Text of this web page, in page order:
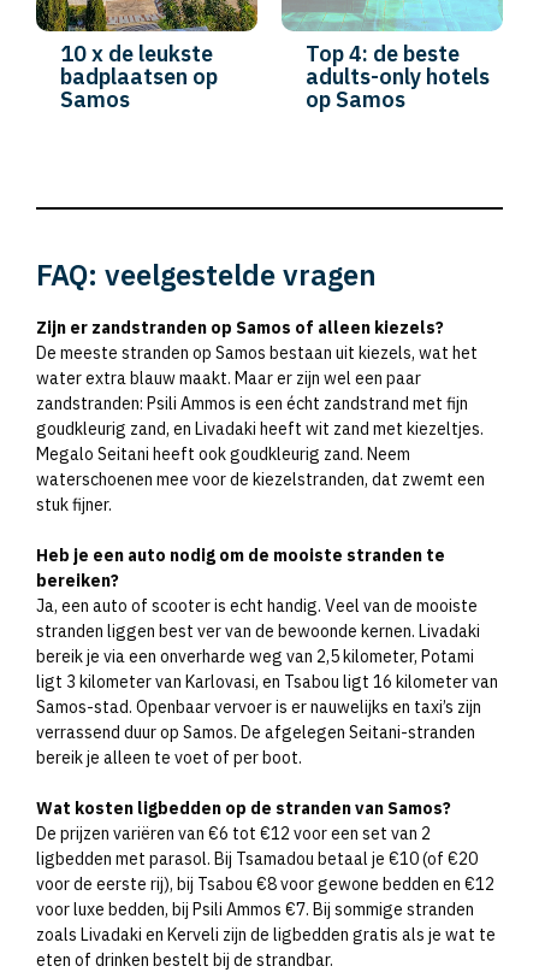
10 x de leukste
badplaatsen op
Samos
Top 4: de beste
adults-only hotels
op Samos
FAQ: veelgestelde vragen
Zijn er zandstranden op Samos of alleen kiezels?
De meeste stranden op Samos bestaan uit kiezels, wat het
water extra blauw maakt. Maar er zijn wel een paar
zandstranden: Psili Ammos is een écht zandstrand met fijn
goudkleurig zand, en Livadaki heeft wit zand met kiezeltjes.
Megalo Seitani heeft ook goudkleurig zand. Neem
waterschoenen mee voor de kiezelstranden, dat zwemt een
stuk fijner.
Heb je een auto nodig om de mooiste stranden te
bereiken?
Ja, een auto of scooter is echt handig. Veel van de mooiste
stranden liggen best ver van de bewoonde kernen. Livadaki
bereik je via een onverharde weg van 2,5 kilometer, Potami
ligt 3 kilometer van Karlovasi, en Tsabou ligt 16 kilometer van
Samos-stad. Openbaar vervoer is er nauwelijks en taxi’s zijn
verrassend duur op Samos. De afgelegen Seitani-stranden
bereik je alleen te voet of per boot.
Wat kosten ligbedden op de stranden van Samos?
De prijzen variëren van €6 tot €12 voor een set van 2
ligbedden met parasol. Bij Tsamadou betaal je €10 (of €20
voor de eerste rij), bij Tsabou €8 voor gewone bedden en €12
voor luxe bedden, bij Psili Ammos €7. Bij sommige stranden
zoals Livadaki en Kerveli zijn de ligbedden gratis als je wat te
eten of drinken bestelt bij de strandbar.